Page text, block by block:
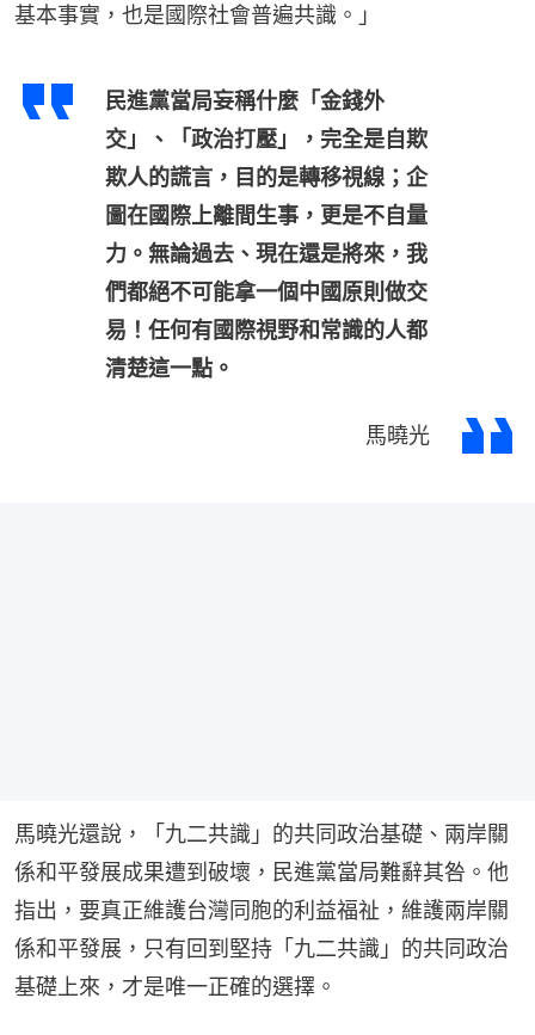
基本事實，也是國際社會普遍共識。」
民進黨當局妄稱什麼「金錢外
交」、「政治打壓」，完全是自欺
欺人的謊言，目的是轉移視線；企
圖在國際上離間生事，更是不自量
力。無論過去、現在還是將來，我
們都絕不可能拿一個中國原則做交
易！任何有國際視野和常識的人都
清楚這一點。
馬曉光
馬曉光還說，「九二共識」的共同政治基礎、兩岸關
係和平發展成果遭到破壞，民進黨當局難辭其咎。他
指出，要真正維護台灣同胞的利益福祉，維護兩岸關
係和平發展，只有回到堅持「九二共識」的共同政治
基礎上來，才是唯一正確的選擇。